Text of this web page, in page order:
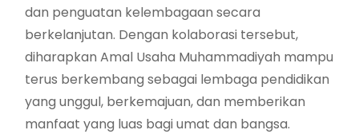
dan penguatan kelembagaan secara
berkelanjutan. Dengan kolaborasi tersebut,
diharapkan Amal Usaha Muhammadiyah mampu
terus berkembang sebagai lembaga pendidikan
yang unggul, berkemajuan, dan memberikan
manfaat yang luas bagi umat dan bangsa.